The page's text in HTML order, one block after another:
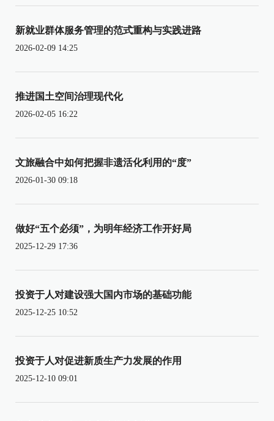
新就业群体服务管理的范式重构与实践进路
2026-02-09 14:25
推进国土空间治理现代化
2026-02-05 16:22
文旅融合中如何把握非遗活化利用的“度”
2026-01-30 09:18
做好“五个必须”，为明年经济工作开好局
2025-12-29 17:36
投资于人对建设强大国内市场的基础功能
2025-12-25 10:52
投资于人对促进新质生产力发展的作用
2025-12-10 09:01